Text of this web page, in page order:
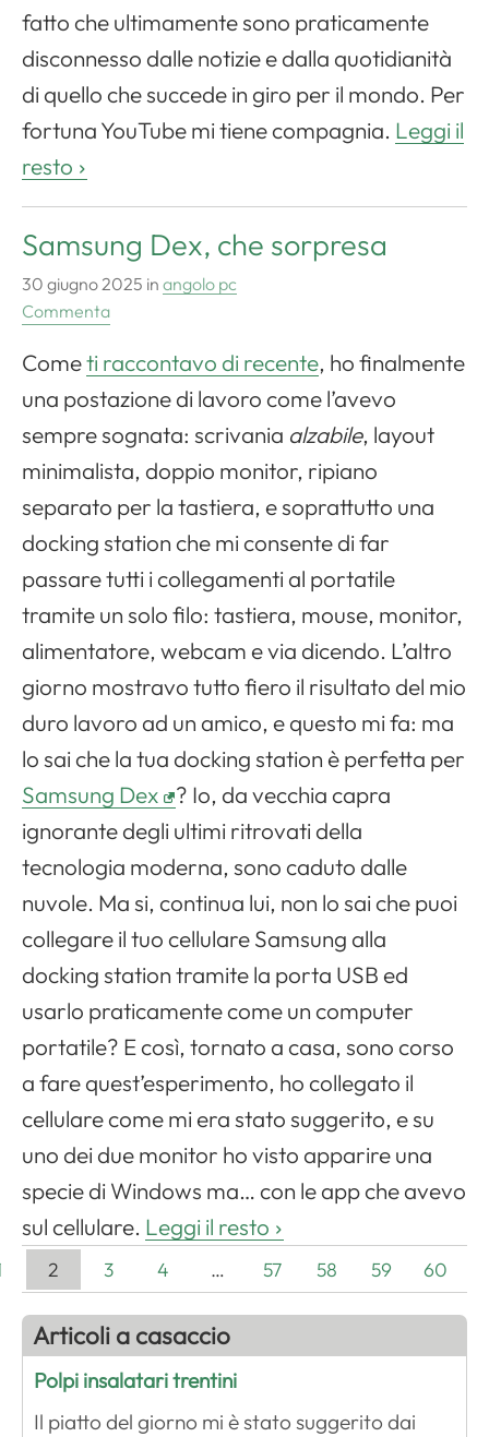
fatto che ultimamente sono praticamente
disconnesso dalle notizie e dalla quotidianità
di quello che succede in giro per il mondo. Per
fortuna YouTube mi tiene compagnia. Leggi il
resto
Samsung Dex, che sorpresa
30 giugno 2025 in angolo pc
Commenta
Cometi raccontavo di recente, ho finalmente
una postazione di lavoro come l’avevo
sempre sognata: scrivania alzabile, layout
minimalista, doppio monitor, ripiano
separato per la tastiera, e soprattutto una
docking station che mi consente di far
passare tutti i collegamenti al portatile
tramite un solo filo: tastiera, mouse, monitor,
alimentatore, webcam e via dicendo. L’altro
giorno mostravo tutto fiero il risultato del mio
duro lavoro ad un amico, e questo mi fa: ma
lo sai che la tua docking station è perfetta per
Samsung Dex
? Io, da vecchia capra
ignorante degli ultimi ritrovati della
tecnologia moderna, sono caduto dalle
nuvole. Ma si, continua lui, non lo sai che puoi
collegare il tuo cellulare Samsung alla
docking station tramite la porta USB ed
usarlo praticamente come un computer
portatile? E così, tornato a casa, sono corso
a fare quest’esperimento, ho collegato il
cellulare come mi era stato suggerito, e su
uno dei due monitor ho visto apparire una
specie di Windows ma… con le app che avevo
sul cellulare. Leggi il resto
2 3 4 … 57 58 59 60
Articoli a casaccio
Polpi insalatari trentini
Il piatto del giorno mi è stato suggerito dai